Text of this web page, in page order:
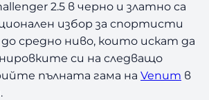
2.5 в черно и златно са
избор за спортисти
средно ниво, които искат да
си на следващо
пълната гама наVenum в